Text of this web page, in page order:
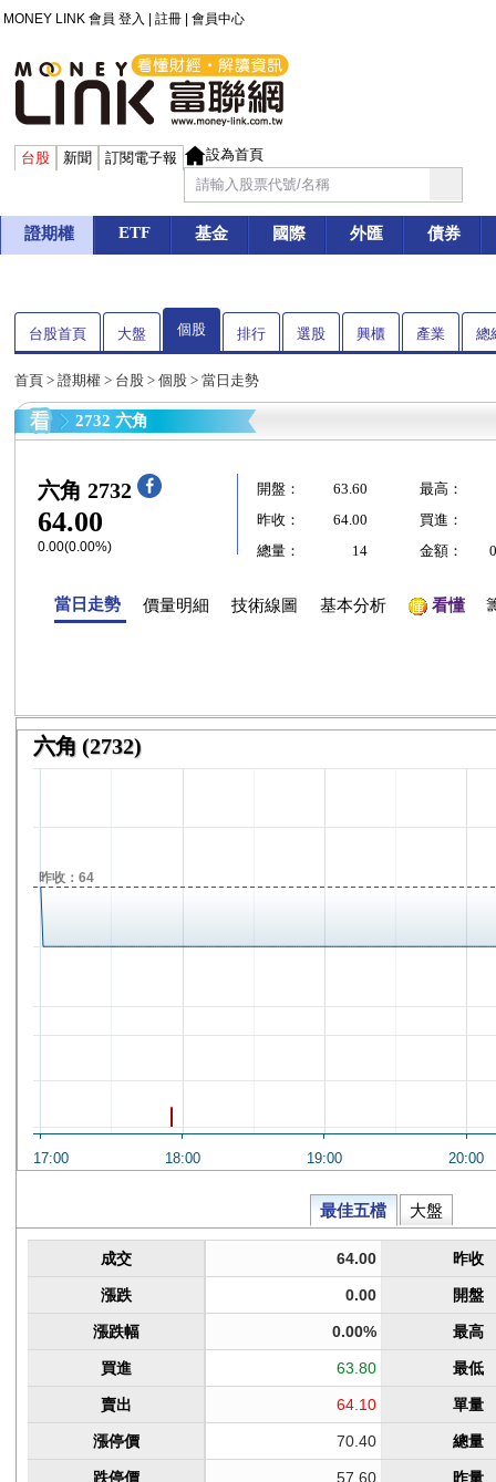
MONEY LINK 會員 登入 註冊 會員中心
台股 新聞 訂閱電子報 設為首頁
證期權 ETF 基金 國際 外匯 債券
台股首頁 大盤 個股 排行 選股 興櫃 產業 總
首頁 > 證期權 > 台股 > 個股 > 當日走勢
2732 六角
六角 2732
64.00
0.00(0.00%)
開盤： 63.60
最高：
昨收：
64.00
買進：
總量：
14 金額：
當日走勢 價量明細 技術線圖 基本分析 看懂